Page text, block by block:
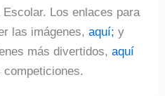
Los enlaces para
las imágenes,aquí; y
más divertidos,aquí